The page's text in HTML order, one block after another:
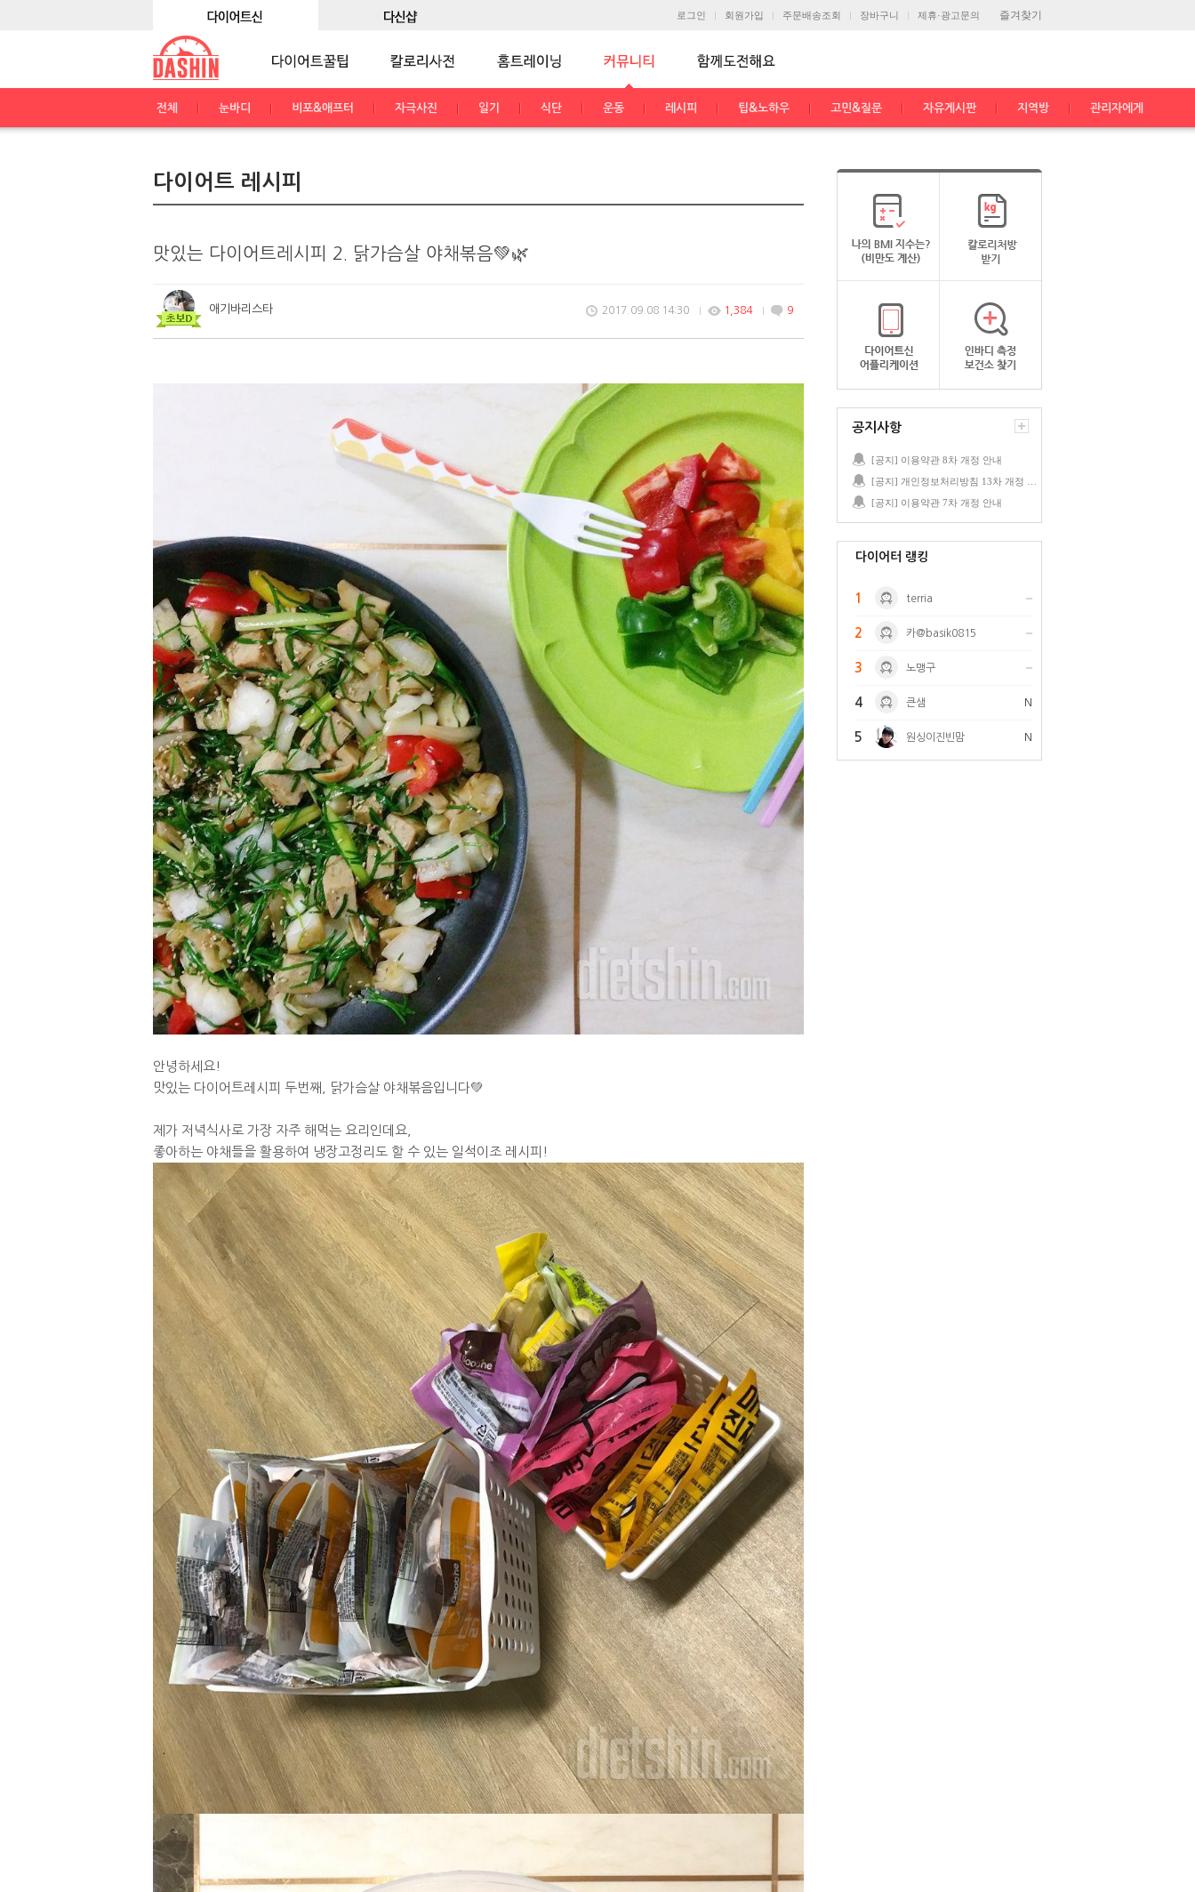
즐겨찾기
로그인 회원가입 주문배송조회 장바구니 제휴·광고문의
전체 눈바디 비포&애프터 자극사진 일기 식단 운동 레시피 팁&노하우 고민&질문 자유게시판 지역방 관리자에게
다이어트 레시피
맛있는 다이어트레시피 2. 닭가슴살 야채볶음💚🌿
애기바리스타 2017.09.08 14:30 1,384 9
안녕하세요!
맛있는 다이어트레시피 두번째, 닭가슴살 야채볶음입니다💚
제가 저녁식사로 가장 자주 해먹는 요리인데요,
좋아하는 야채들을 활용하여 냉장고정리도 할 수 있는 일석이조 레시피!
공지사항
[공지] 이용약관 8차 개정 안내
[공지] 이용약관 7차 개정 안내
다이어터 랭킹
1 terria
2 카@basik0815
3 노맹구
4 큰샘 N
5 원싱이진빈맘 N